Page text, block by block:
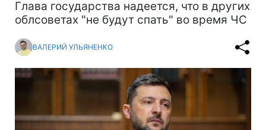
Глава государства надеется, что в других
облсоветах "не будут спать" во время ЧС
ВАЛЕРИЙ УЛЬЯНЕНКО